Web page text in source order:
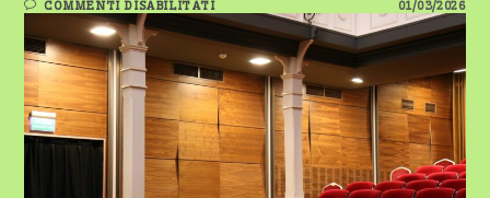
COMMENTI DISABILITATISU
CINEMATEATRO
NUOVO
DI
MAGENTA:
PRIMAVERA
TRA
FILM,
TEATRO
E
FESTA
PER
I
35
01/03/2026